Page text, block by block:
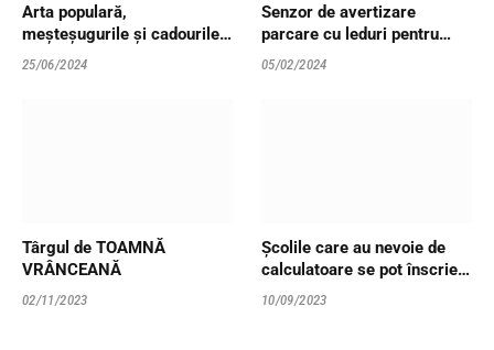
Arta populară,
meșteșugurile și cadourile,
vedetele Târgului de vară
25/06/2024
Senzor de avertizare
parcare cu leduri pentru
garaje
05/02/2024
Târgul de TOAMNĂ
VRÂNCEANĂ
02/11/2023
Școlile care au nevoie de
calculatoare se pot înscrie
până pe 2 octombrie în al
10/09/2023